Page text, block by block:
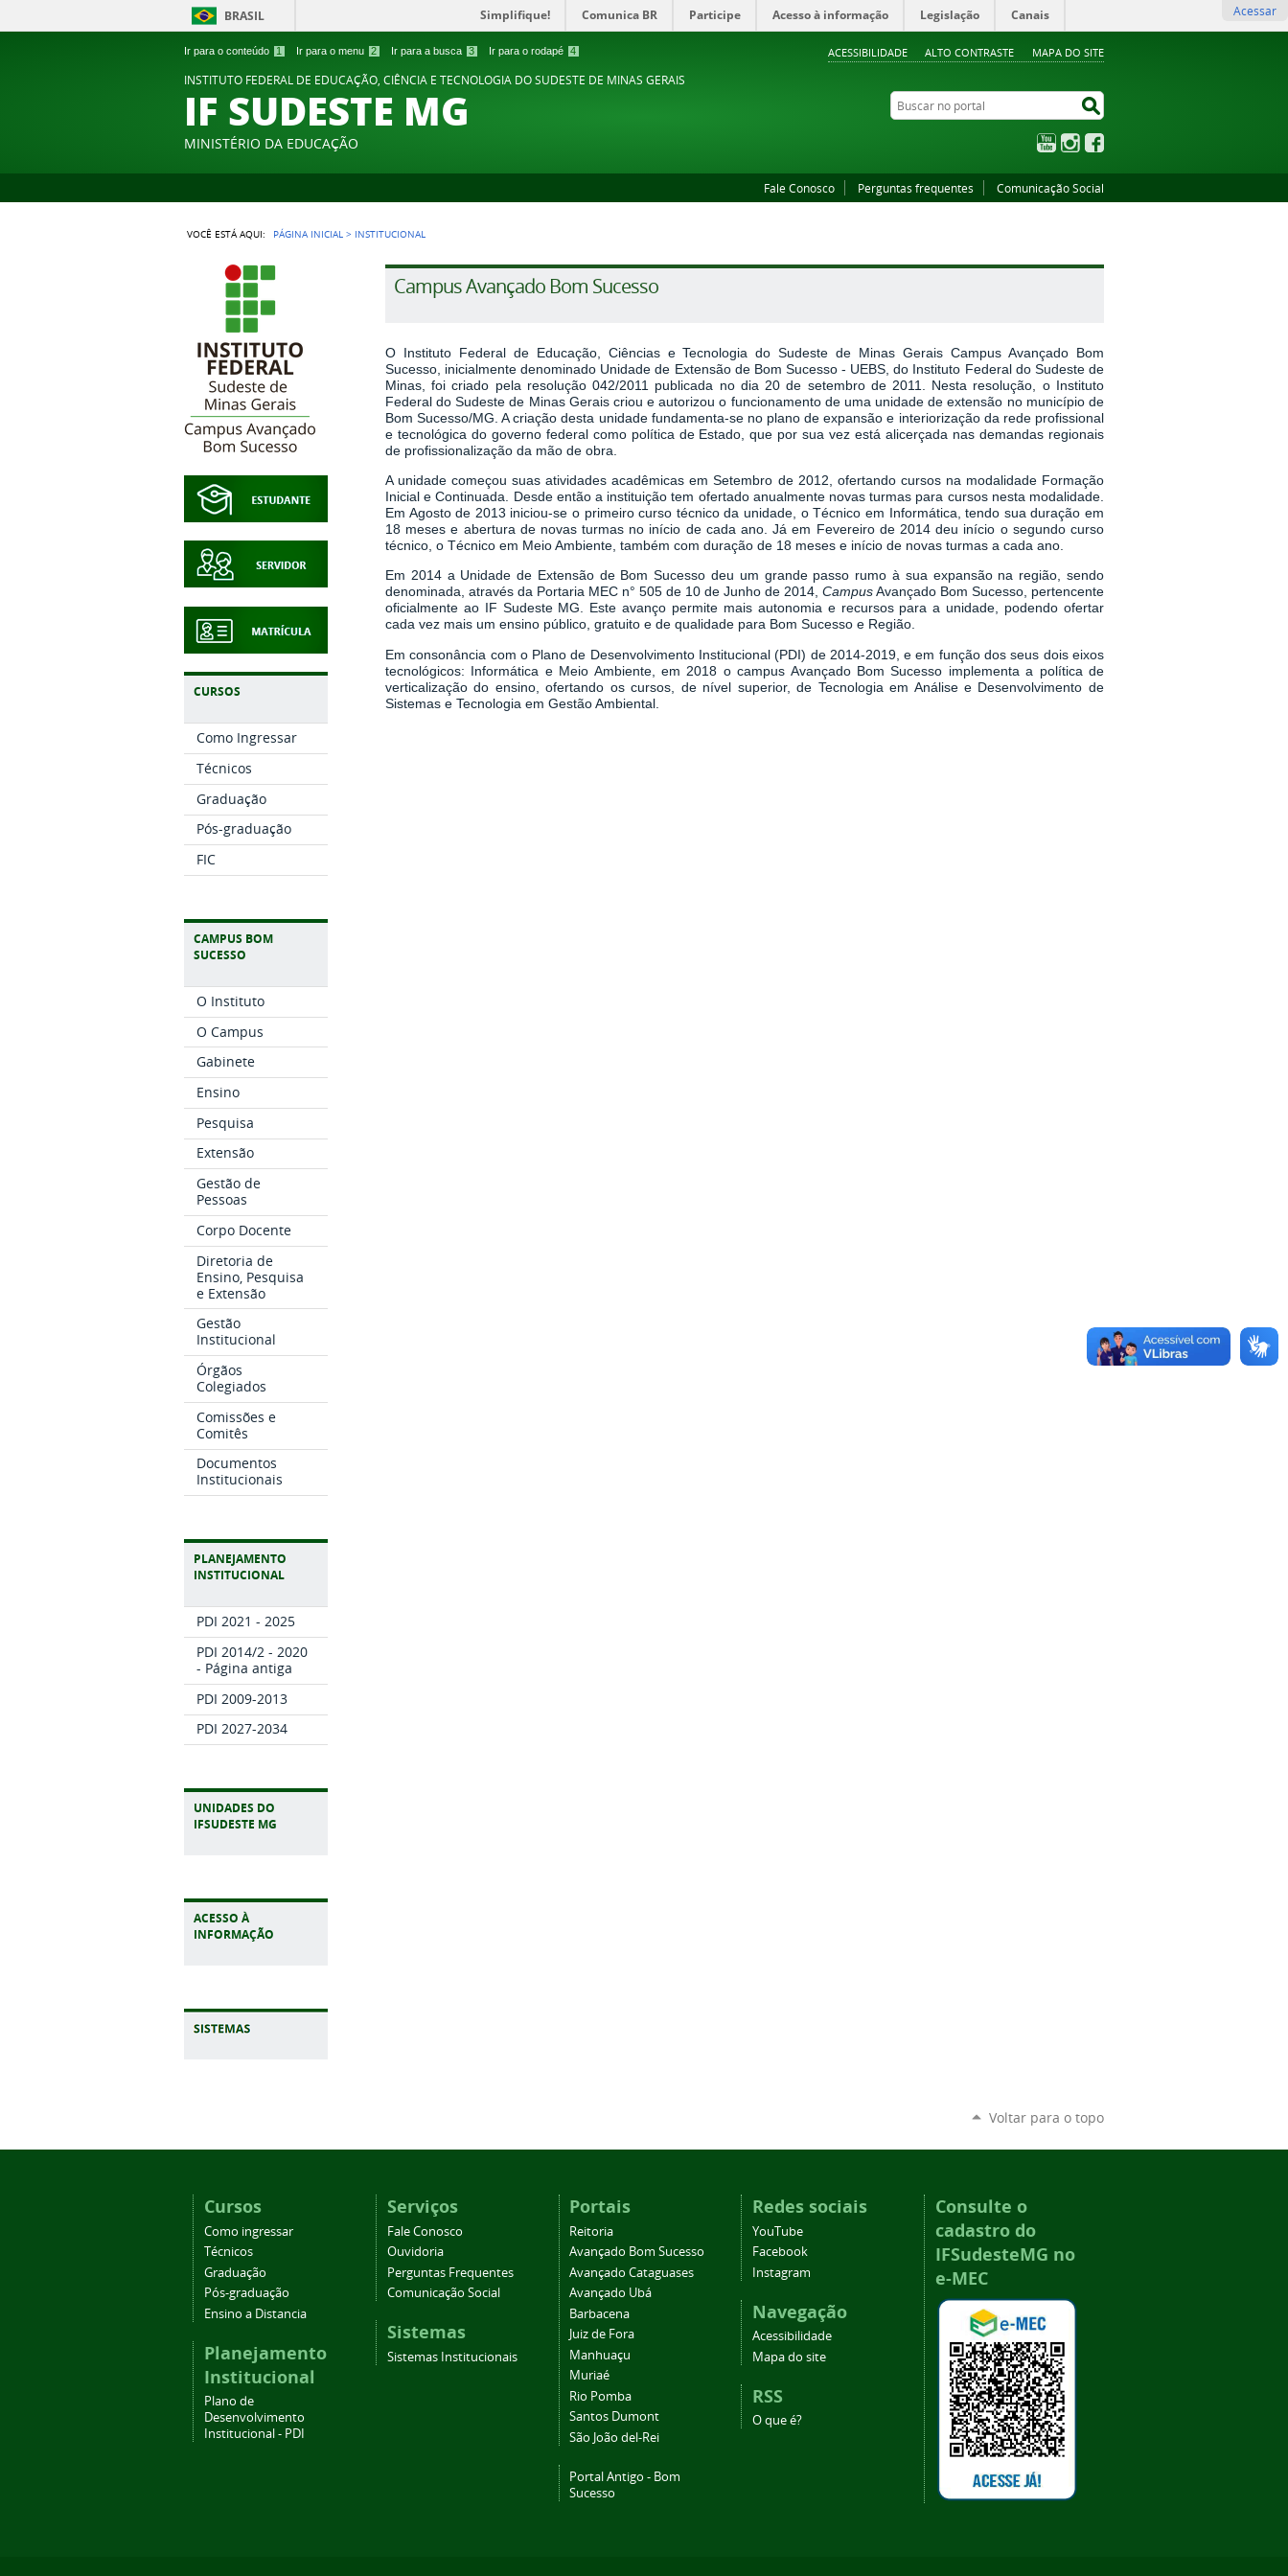
Ir para o conteúdo 1 Ir para o menu 2 Ir para a busca 3 Ir para o rodapé 4 ACESSIBILIDADE ALTO CONTRASTE MAPA DO SITE
BRASIL Simplifique! Comunica BR Participe Acesso à informação Legislação Canais Acessar
INSTITUTO FEDERAL DE EDUCAÇÃO, CIÊNCIA E TECNOLOGIA DO SUDESTE DE MINAS GERAIS
IF SUDESTE MG
MINISTÉRIO DA EDUCAÇÃO
Buscar no portal
YouTubeInstagram
Fale Conosco Perguntas frequentes Comunicação Social
VOCÊ ESTÁ AQUI: PÁGINA INICIAL > INSTITUCIONAL
CURSOS
Como Ingressar
Técnicos
Graduação
Pós-graduação
FIC
CAMPUS BOM
SUCESSO
O Instituto
O Campus
Gabinete
Ensino
Pesquisa
Extensão
Gestão de
Pessoas
Corpo Docente
Diretoria de
Ensino, Pesquisa
e Extensão
Gestão
Institucional
Órgãos
Colegiados
Comissões e
Comitês
Documentos
Institucionais
PLANEJAMENTO
INSTITUCIONAL
PDI 2021 - 2025
PDI 2014/2 - 2020
- Página antiga
PDI 2009-2013
PDI 2027-2034
UNIDADES DO
IFSUDESTE MG
ACESSO À
INFORMAÇÃO
Campus Avançado Bom Sucesso
O Instituto Federal de Educação, Ciências e Tecnologia do Sudeste de Minas Gerais Campus Avançado Bom
Sucesso, inicialmente denominado Unidade de Extensão de Bom Sucesso - UEBS, do Instituto Federal do Sudeste de
Minas, foi criado pela resolução 042/2011 publicada no dia 20 de setembro de 2011. Nesta resolução, o Instituto
Federal do Sudeste de Minas Gerais criou e autorizou o funcionamento de uma unidade de extensão no município de
Bom Sucesso/MG. A criação desta unidade fundamenta-se no plano de expansão e interiorização da rede profissional
e tecnológica do governo federal como política de Estado, que por sua vez está alicerçada nas demandas regionais
de profissionalização da mão de obra.
A unidade começou suas atividades acadêmicas em Setembro de 2012, ofertando cursos na modalidade Formação
Inicial e Continuada. Desde então a instituição tem ofertado anualmente novas turmas para cursos nesta modalidade.
Em Agosto de 2013 iniciou-se o primeiro curso técnico da unidade, o Técnico em Informática, tendo sua duração em
18 meses e abertura de novas turmas no início de cada ano. Já em Fevereiro de 2014 deu início o segundo curso
técnico, o Técnico em Meio Ambiente, também com duração de 18 meses e início de novas turmas a cada ano.
Em 2014 a Unidade de Extensão de Bom Sucesso deu um grande passo rumo à sua expansão na região, sendo
denominada, através da Portaria MEC n° 505 de 10 de Junho de 2014, CampusAvançado Bom Sucesso, pertencente
oficialmente ao IF Sudeste MG. Este avanço permite mais autonomia e recursos para a unidade, podendo ofertar
cada vez mais um ensino público, gratuito e de qualidade para Bom Sucesso e Região.
Em consonância com o Plano de Desenvolvimento Institucional (PDI) de 2014-2019, e em função dos seus dois eixos
tecnológicos: Informática e Meio Ambiente, em 2018 o campus Avançado Bom Sucesso implementa a política de
verticalização do ensino, ofertando os cursos, de nível superior, de Tecnologia em Análise e Desenvolvimento de
Sistemas e Tecnologia em Gestão Ambiental.
Voltar para o topo
Cursos
Como ingressar
Técnicos
Graduação
Pós-graduação
Ensino a Distancia
Planejamento
Institucional
Plano de
Desenvolvimento
Institucional - PDI
Serviços
Fale Conosco
Ouvidoria
Perguntas Frequentes
Comunicação Social
Sistemas
Sistemas Institucionais
Portais
Reitoria
Avançado Bom Sucesso
Avançado Cataguases
Avançado Ubá
Barbacena
Juiz de Fora
Manhuaçu
Muriaé
Rio Pomba
Santos Dumont
São João del-Rei
Portal Antigo - Bom
Sucesso
Redes sociais
YouTube
Facebook
Instagram
Navegação
Acessibilidade
Mapa do site
RSS
O que é?
Consulte o
cadastro do
IFSudesteMG no
e-MEC